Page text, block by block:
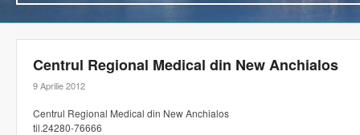
Centrul Regional Medical din New Anchialos
9 Aprilie 2012
Centrul Regional Medical din New Anchialos
til.24280-76666